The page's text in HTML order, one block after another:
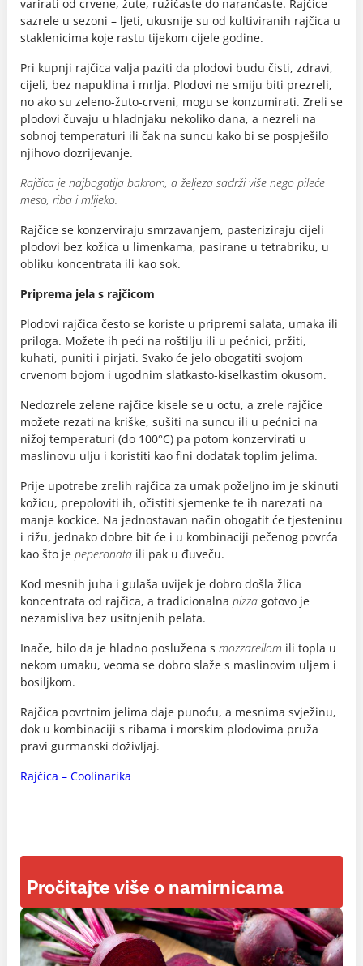
varirati od crvene, žute, ružičaste do narančaste. Rajčice
sazrele u sezoni – ljeti, ukusnije su od kultiviranih rajčica u
staklenicima koje rastu tijekom cijele godine.
Pri kupnji rajčica valja paziti da plodovi budu čisti, zdravi,
cijeli, bez napuklina i mrlja. Plodovi ne smiju biti prezreli,
no ako su zeleno-žuto-crveni, mogu se konzumirati. Zreli se
plodovi čuvaju u hladnjaku nekoliko dana, a nezreli na
sobnoj temperaturi ili čak na suncu kako bi se pospješilo
njihovo dozrijevanje.
Rajčica je najbogatija bakrom, a željeza sadrži više nego pileće
meso, riba i mlijeko.
Rajčice se konzerviraju smrzavanjem, pasteriziraju cijeli
plodovi bez kožica u limenkama, pasirane u tetrabriku, u
obliku koncentrata ili kao sok.
Priprema jela s rajčicom
Plodovi rajčica često se koriste u pripremi salata, umaka ili
priloga. Možete ih peći na roštilju ili u pećnici, pržiti,
kuhati, puniti i pirjati. Svako će jelo obogatiti svojom
crvenom bojom i ugodnim slatkasto-kiselkastim okusom.
Nedozrele zelene rajčice kisele se u octu, a zrele rajčice
možete rezati na kriške, sušiti na suncu ili u pećnici na
nižoj temperaturi (do 100°C) pa potom konzervirati u
maslinovu ulju i koristiti kao fini dodatak toplim jelima.
Prije upotrebe zrelih rajčica za umak poželjno im je skinuti
kožicu, prepoloviti ih, očistiti sjemenke te ih narezati na
manje kockice. Na jednostavan način obogatit će tjesteninu
i rižu, jednako dobre bit će i u kombinaciji pečenog povrća
kao što je peperonata ili pak u đuveču.
Kod mesnih juha i gulaša uvijek je dobro došla žlica
koncentrata od rajčica, a tradicionalna pizza gotovo je
nezamisliva bez usitnjenih pelata.
Inače, bilo da je hladno poslužena s mozzarellom ili topla u
nekom umaku, veoma se dobro slaže s maslinovim uljem i
bosiljkom.
Rajčica povrtnim jelima daje punoću, a mesnima svježinu,
dok u kombinaciji s ribama i morskim plodovima pruža
pravi gurmanski doživljaj.
Rajčica – Coolinarika
Pročitajte više o namirnicama